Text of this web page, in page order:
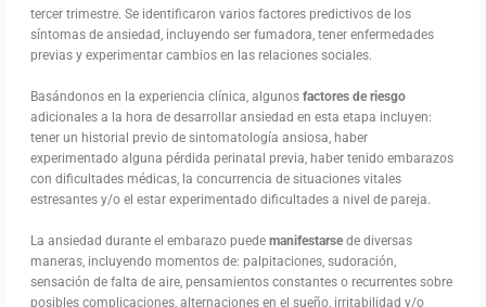
tercer trimestre. Se identificaron varios factores predictivos de los
síntomas de ansiedad, incluyendo ser fumadora, tener enfermedades
previas y experimentar cambios en las relaciones sociales.
Basándonos en la experiencia clínica, algunosfactores de riesgo
adicionales a la hora de desarrollar ansiedad en esta etapa incluyen:
tener un historial previo de sintomatología ansiosa, haber
experimentado alguna pérdida perinatal previa, haber tenido embarazos
con dificultades médicas, la concurrencia de situaciones vitales
estresantes y/o el estar experimentado dificultades a nivel de pareja.
La ansiedad durante el embarazo puedemanifestarse de diversas
maneras, incluyendo momentos de: palpitaciones, sudoración,
sensación de falta de aire, pensamientos constantes o recurrentes sobre
posibles complicaciones, alternaciones en el sueño, irritabilidad y/o